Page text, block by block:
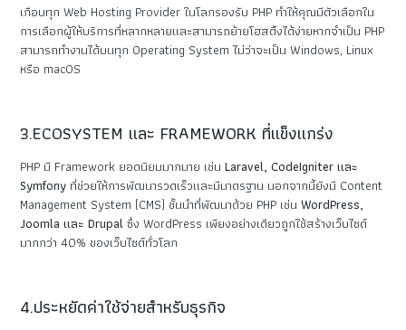
เกือบทุก Web Hosting Provider ในโลกรองรับ PHP ทำให้คุณมีตัวเลือกใน
การเลือกผู้ให้บริการที่หลากหลายและสามารถย้ายโฮสติ้งได้ง่ายหากจำเป็น PHP
สามารถทำงานได้บนทุก Operating System ไม่ว่าจะเป็น Windows, Linux
หรือ macOS
3.ECOSYSTEM และ FRAMEWORK ที่แข็งแกร่ง
PHP มี Framework ยอดนิยมมากมาย เช่นLaravel, CodeIgniter และ
Symfony ที่ช่วยให้การพัฒนารวดเร็วและมีมาตรฐาน นอกจากนี้ยังมี Content
Management System (CMS) ชั้นนำที่พัฒนาด้วย PHP เช่นWordPress,
Joomla และ Drupalซึ่ง WordPress เพียงอย่างเดียวถูกใช้สร้างเว็บไซต์
มากกว่า 40% ของเว็บไซต์ทั่วโลก
4.ประหยัดค่าใช้จ่ายสำหรับธุรกิจ